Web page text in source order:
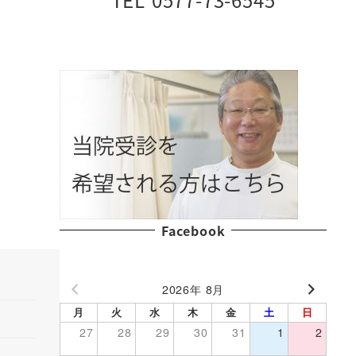
Facebook
2026年 8月
月 火 水 木 金 土 日
27 28 29 30 31 1 2